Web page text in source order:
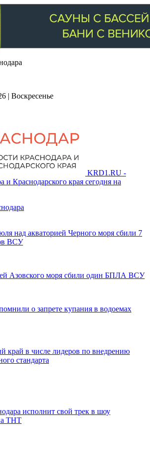
| Воскресенье
KRD1.RU -
и Краснодарского края сегодня на
над акваторией Черного моря сбили 7
ВСУ
Азовского моря сбили один БПЛА ВСУ
о запрете купания в водоемах
край в числе лидеров по внедрению
стандарта
исполнит свой трек в шоу
ТНТ